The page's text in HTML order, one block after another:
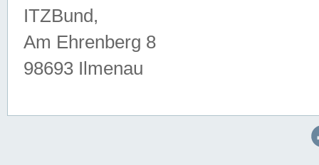
ITZBund,
Am Ehrenberg 8
98693 Ilmenau